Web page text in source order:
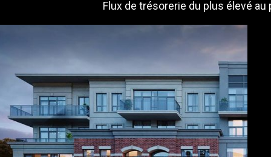
Flux de trésorerie du plus élevé au